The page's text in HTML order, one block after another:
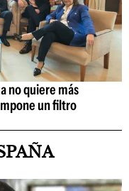
no quiere más
un filtro